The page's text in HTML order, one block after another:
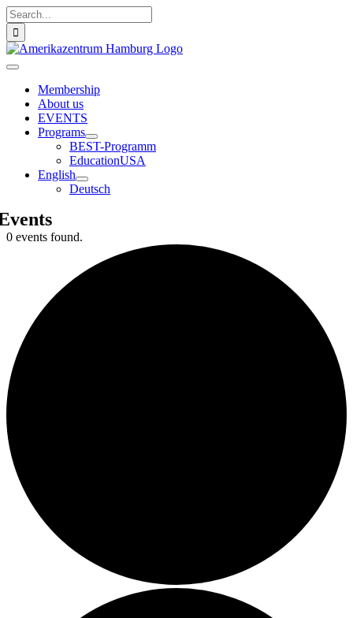
Skip
to
content
Search
for:
Toggle
NavigationMembership
About us
EVENTS
Programs
BEST-Programm
EducationUSA
English
Deutsch
0 events found.